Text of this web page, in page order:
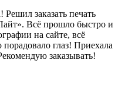
Решил заказать печать
Всё прошло быстро и
на сайте, всё
глаз! Приехала
заказывать!